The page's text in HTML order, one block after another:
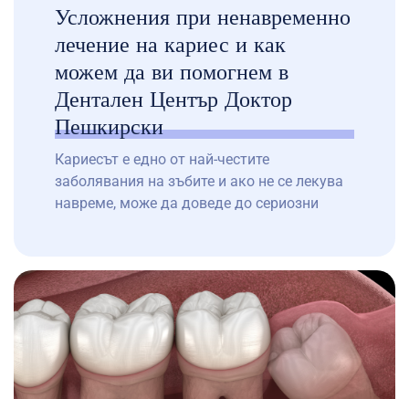
Усложнения при ненавременно
лечение на кариес и как
можем да ви помогнем в
Дентален Център Доктор
Пешкирски
Кариесът е едно от най-честите
заболявания на зъбите и ако не се лекува
навреме, може да доведе до сериозни
на по-сериозни проблеми, които могат да
се развият в устната кухина. В Дентален
Център Доктор Пешкирски, благодарение
на нашите денонощни стоматологични
услуги, наличието на рентгенови […]